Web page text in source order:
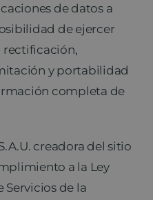
de datos a
de ejercer
rectificación,
y portabilidad
completa de
creadora del sitio
a la Ley
Servicios de la